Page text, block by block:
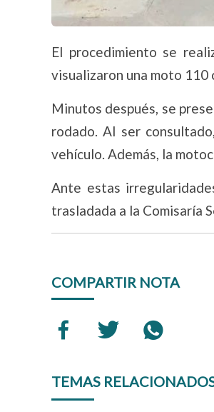
El procedimiento se
visualizaron una moto 110
Minutos después, se
rodado. Al ser
vehículo. Además, la
Ante estas
trasladada a la Comisaría
COMPARTIR NOTA
TEMAS